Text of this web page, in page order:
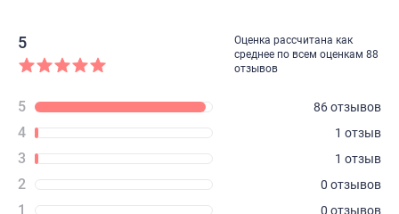
5
Оценка рассчитана как
среднее по всем оценкам 88
отзывов
5 86 отзывов
4 1 отзыв
3 1 отзыв
2 0 отзывов
1 0 отзывов